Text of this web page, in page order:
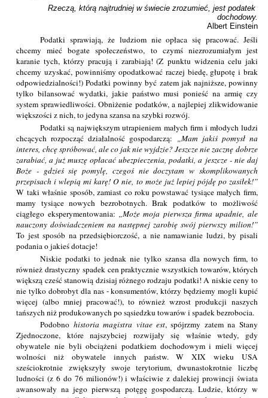
Rzeczą, którą najtrudniej w świecie zrozumieć, jest podatek
dochodowy.
Albert Einstein
Podatki sprawiają, że ludziom nie opłaca się pracować. Jeśli
chcemy mieć bogate społeczeństwo, to czymś niezrozumiałym jest
karanie tych, którzy pracują i zarabiają! (Z punktu widzenia celu jaki
chcemy uzyskać, powinniśmy opodatkować raczej biedę, głupotę i brak
odpowiedzialności!) Podatki powinny być zatem jak najniższe, powinny
tylko bilansować wydatki, jakie państwo musi ponieść na armię czy
system sprawiedliwości. Obniżenie podatków, a najlepiej zlikwidowanie
większości z nich, to jedyna szansa na szybki rozwój.
Podatki są największym utrapieniem małych firm i młodych ludzi
chcących rozpocząć działalność gospodarczą:
Mam jakiś pomysł na
interes, chcę spróbować, ale co jak nie wyjdzie? Jeszcze nie zacznę dobrze
zarabiać, a już muszę opłacać ubezpieczenia, podatki, a jeszcze - nie daj
Boże - gdzieś się pomylę, czegoś nie doczytam w skomplikowanych
przepisach i wlepią mi karę! O nie, to może już lepiej pójdę po zasiłek!
W taki właśnie sposób, zamiast co roku powstawać tysiące małych firm,
mamy tysiące nowych bezrobotnych. Brak podatków to możliwość
ciągłego eksperymentowania:
Może moja pierwsza firma upadnie, ale
nauczony doświadczeniem na następnej zarobię swój pierwszy milion!
To jest sposób na przedsiębiorczość, a nie namawianie ludzi, by pisali
podania o jakieś dotacje!
Niskie podatki to jednak nie tylko szansa dla nowych firm, to
również drastyczny spadek cen praktycznie wszystkich towarów, których
większą cześć stanowią dzisiaj różnego rodzaju podatki! A niskie ceny to
nie tylko dobrobyt dla nas - konsumentów, którzy będziemy mogli kupić
więcej (albo mniej pracować!), to również wzrost produkcji naszych
tańszych niż produkowanych po sąsiedzku towarów i spadek bezrobocia.
Podobno historia magistra vitae est, spójrzmy zatem na Stany
Zjednoczone, które najszybciej rozwijały się właśnie wtedy, gdy
obywatele nie byli obciążeni podatkiem dochodowym i mieli więcej
wolności niż obywatele innych państw. W XIX wieku USA
sześciokrotnie zwiększyły swoje terytorium, dwunastokrotnie liczbę
ludności (z 6 do 76 milionów!) i właściwie z dalekiej prowincji świata
awansowały na jego pierwszą potęgę gospodarczą. Ludzie, którzy w